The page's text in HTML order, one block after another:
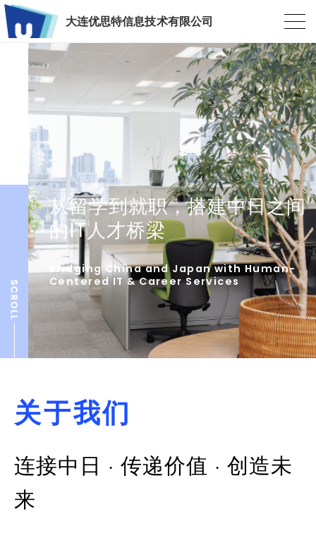
大连优思特信息技术有限公司
从留学到就职，搭建中日之间
的IT人才桥梁
Bridging China and Japan with Human-
Centered IT & Career Services
关于我们
连接中日 · 传递价值 · 创造未
来